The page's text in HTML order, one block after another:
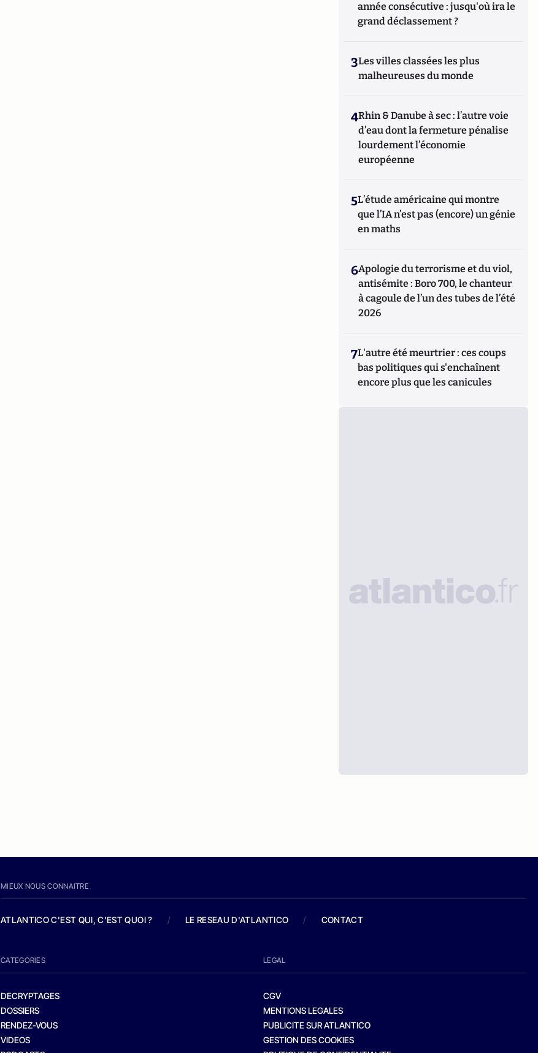
année consécutive : jusqu'où ira le
grand déclassement ?
3Les villes classées les plus
malheureuses du monde
4Rhin & Danube à sec : l’autre voie
d’eau dont la fermeture pénalise
lourdement l’économie
européenne
5L’étude américaine qui montre
que l’IA n’est pas (encore) un génie
en maths
6Apologie du terrorisme et du viol,
antisémite : Boro 700, le chanteur
à cagoule de l’un des tubes de l’été
2026
7L'autre été meurtrier : ces coups
bas politiques qui s'enchaînent
encore plus que les canicules
MIEUX NOUS CONNAITRE
ATLANTICO C'EST QUI, C'EST QUOI ? / LE RESEAU D'ATLANTICO / CONTACT
CATEGORIES
DECRYPTAGES
DOSSIERS
RENDEZ-VOUS
VIDEOS
LEGAL
CGV
MENTIONS LEGALES
PUBLICITE SUR ATLANTICO
GESTION DES COOKIES